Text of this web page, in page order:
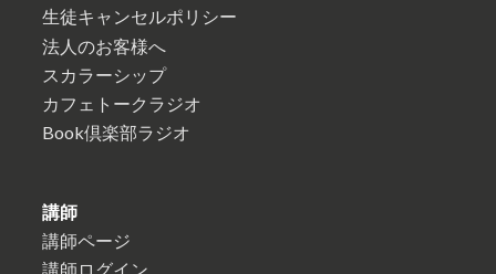
生徒キャンセルポリシー
法人のお客様へ
スカラーシップ
カフェトークラジオ
Book倶楽部ラジオ
講師
講師ページ
講師ログイン